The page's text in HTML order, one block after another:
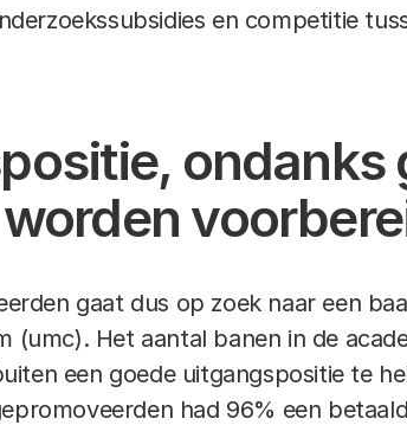
en competitie
ondanks
gaat dus op zoek naar een
(umc). Het aantal banen in de
een goede uitgangspositie te
had 96% een